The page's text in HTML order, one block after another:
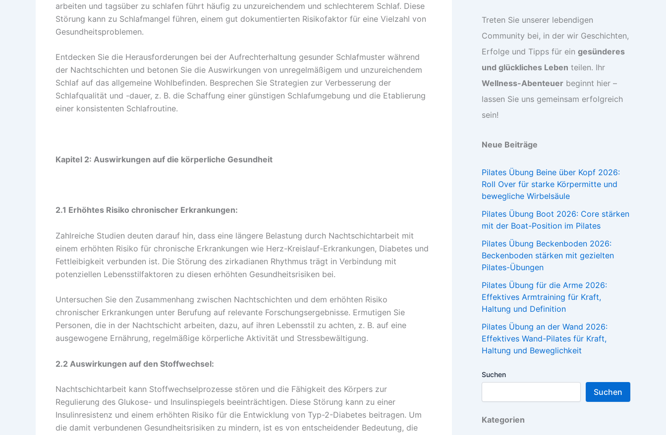
arbeiten und tagsüber zu schlafen führt häufig zu unzureichendem und schlechterem Schlaf. Diese
Störung kann zu Schlafmangel führen, einem gut dokumentierten Risikofaktor für eine Vielzahl von
Gesundheitsproblemen.
Entdecken Sie die Herausforderungen bei der Aufrechterhaltung gesunder Schlafmuster während
der Nachtschichten und betonen Sie die Auswirkungen von unregelmäßigem und unzureichendem
Schlaf auf das allgemeine Wohlbefinden. Besprechen Sie Strategien zur Verbesserung der
Schlafqualität und -dauer, z. B. die Schaffung einer günstigen Schlafumgebung und die Etablierung
einer konsistenten Schlafroutine.
Kapitel 2: Auswirkungen auf die körperliche Gesundheit
2.1 Erhöhtes Risiko chronischer Erkrankungen:
Zahlreiche Studien deuten darauf hin, dass eine längere Belastung durch Nachtschichtarbeit mit
einem erhöhten Risiko für chronische Erkrankungen wie Herz-Kreislauf-Erkrankungen, Diabetes und
Fettleibigkeit verbunden ist. Die Störung des zirkadianen Rhythmus trägt in Verbindung mit
potenziellen Lebensstilfaktoren zu diesen erhöhten Gesundheitsrisiken bei.
Untersuchen Sie den Zusammenhang zwischen Nachtschichten und dem erhöhten Risiko
chronischer Erkrankungen unter Berufung auf relevante Forschungsergebnisse. Ermutigen Sie
Personen, die in der Nachtschicht arbeiten, dazu, auf ihren Lebensstil zu achten, z. B. auf eine
ausgewogene Ernährung, regelmäßige körperliche Aktivität und Stressbewältigung.
2.2 Auswirkungen auf den Stoffwechsel:
Nachtschichtarbeit kann Stoffwechselprozesse stören und die Fähigkeit des Körpers zur
Regulierung des Glukose- und Insulinspiegels beeinträchtigen. Diese Störung kann zu einer
Insulinresistenz und einem erhöhten Risiko für die Entwicklung von Typ-2-Diabetes beitragen. Um
die damit verbundenen Gesundheitsrisiken zu mindern, ist es von entscheidender Bedeutung, die
Treten Sie unserer lebendigen
Community bei, in der wir Geschichten,
Erfolge und Tipps für ein gesünderes
und glückliches Leben teilen. Ihr
Wellness-Abenteuer beginnt hier –
lassen Sie uns gemeinsam erfolgreich
sein!
Neue Beiträge
Pilates Übung Beine über Kopf 2026:
Roll Over für starke Körpermitte und
bewegliche Wirbelsäule
Pilates Übung Boot 2026: Core stärken
mit der Boat-Position im Pilates
Pilates Übung Beckenboden 2026:
Beckenboden stärken mit gezielten
Pilates-Übungen
Pilates Übung für die Arme 2026:
Effektives Armtraining für Kraft,
Haltung und Definition
Pilates Übung an der Wand 2026:
Effektives Wand-Pilates für Kraft,
Haltung und Beweglichkeit
Suchen
Suchen
Kategorien